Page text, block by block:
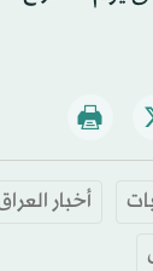
أخبار